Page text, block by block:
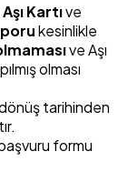
Kartıve
kesinlikle
ve Aşı
olması
tarihinden
formu